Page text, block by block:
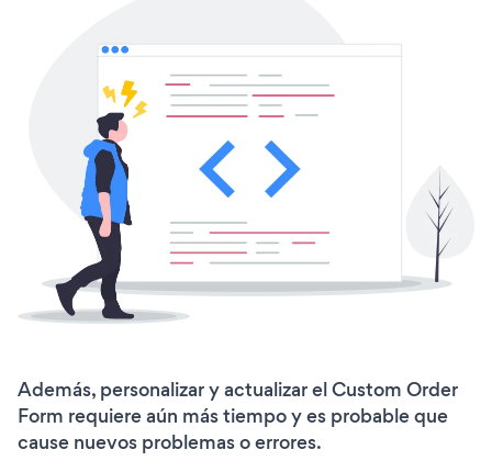
Además, personalizar y actualizar el Custom Order
Form requiere aún más tiempo y es probable que
cause nuevos problemas o errores.